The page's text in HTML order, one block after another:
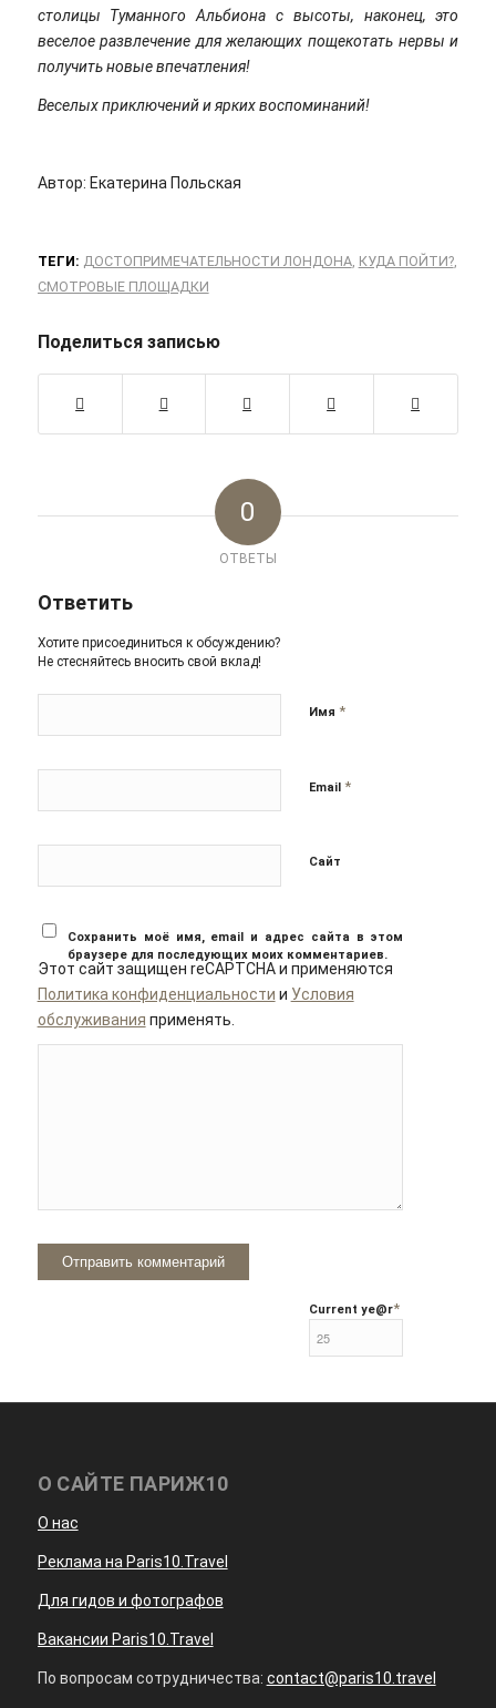
столицы Туманного Альбиона с высоты, наконец, это
веселое развлечение для желающих пощекотать нервы и
получить новые впечатления!
Веселых приключений и ярких воспоминаний!
Автор: Екатерина Польская
ТЕГИ: ДОСТОПРИМЕЧАТЕЛЬНОСТИ ЛОНДОНА, КУДА ПОЙТИ?,
СМОТРОВЫЕ ПЛОЩАДКИ
Поделиться записью
0
ОТВЕТЫ
Ответить
Хотите присоединиться к обсуждению?
Не стесняйтесь вносить свой вклад!
Имя *
Email *
Сайт
Сохранить моё имя, email и адрес сайта в этом
браузере для последующих моих комментариев.
Этот сайт защищен reCAPTCHA и применяются
Политика конфиденциальности и Условия
обслуживания применять.
Current ye@r*
О САЙТЕ ПАРИЖ10
О нас
Реклама на Paris10.Travel
Для гидов и фотографов
Вакансии Paris10.Travel
По вопросам сотрудничества: contact@paris10.travel